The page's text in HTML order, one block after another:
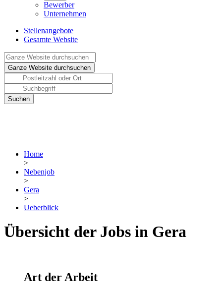
Bewerber
Unternehmen
Stellenangebote
Gesamte Website
Home
>
Nebenjob
>
Gera
>
Ueberblick
Übersicht der Jobs in Gera
Art der Arbeit